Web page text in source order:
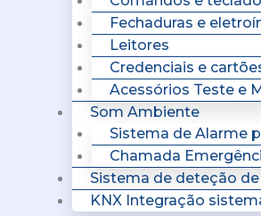
Fechaduras e
Leitores
Credenciais e
Acessórios Teste e
Som Ambiente
Sistema de Alarme
Chamada
Sistema de deteção
KNX Integração